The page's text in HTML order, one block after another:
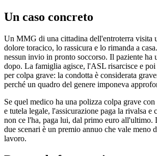
Un caso concreto
Un MMG di una cittadina dell'entroterra visita
dolore toracico, lo rassicura e lo rimanda a
nessun invio in pronto soccorso. Il paziente ha
dopo. La famiglia agisce, l'ASL risarcisce e
per colpa grave: la condotta è considerata
perché un quadro del genere imponeva
Se quel medico ha una polizza colpa grave con
e tutela legale, l'assicurazione paga la rivalsa e
non ce l'ha, paga lui, dal primo euro all'ultimo.
due scenari è un premio annuo che vale meno
lavoro.